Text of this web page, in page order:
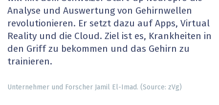
Analyse und Auswertung von Gehirnwellen
revolutionieren. Er setzt dazu auf Apps, Virtual
Reality und die Cloud. Ziel ist es, Krankheiten in
den Griff zu bekommen und das Gehirn zu
trainieren.
Unternehmer und Forscher Jamil El-Imad. (Source: zVg)